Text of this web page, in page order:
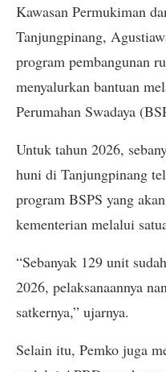
Kawasan Permukiman
Tanjungpinang,
program pembangunan
menyalurkan bantuan
Perumahan Swadaya
Untuk tahun 2026,
huni di Tanjungpinang
program BSPS yang
kementerian melalui
“Sebanyak 129 unit
2026, pelaksanaannya
satkernya,” ujarnya.
Selain itu, Pemko juga